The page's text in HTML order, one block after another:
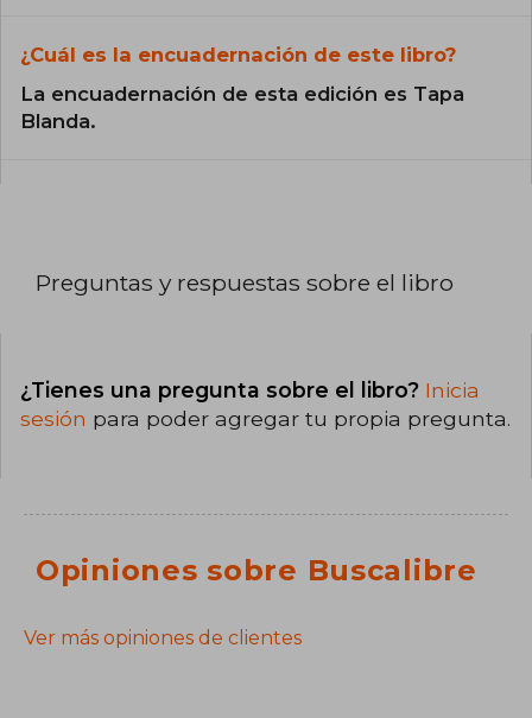
¿Cuál es la encuadernación de este libro?
La encuadernación de esta edición es Tapa
Blanda.
Preguntas y respuestas sobre el libro
¿Tienes una pregunta sobre el libro? Inicia
sesión para poder agregar tu propia pregunta.
Opiniones sobre Buscalibre
Ver más opiniones de clientes